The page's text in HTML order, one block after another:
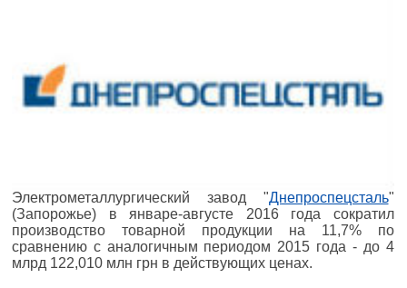
Электрометаллургический завод "Днепроспецсталь"
(Запорожье) в январе-августе 2016 года сократил
производство товарной продукции на 11,7% по
сравнению с аналогичным периодом 2015 года - до 4
млрд 122,010 млн грн в действующих ценах.